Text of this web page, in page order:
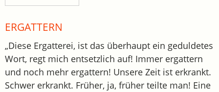
ERGATTERN
„Diese Ergatterei, ist das überhaupt ein geduldetes
Wort, regt mich entsetzlich auf! Immer ergattern
und noch mehr ergattern! Unsere Zeit ist erkrankt.
Schwer erkrankt. Früher, ja, früher teilte man! Eine